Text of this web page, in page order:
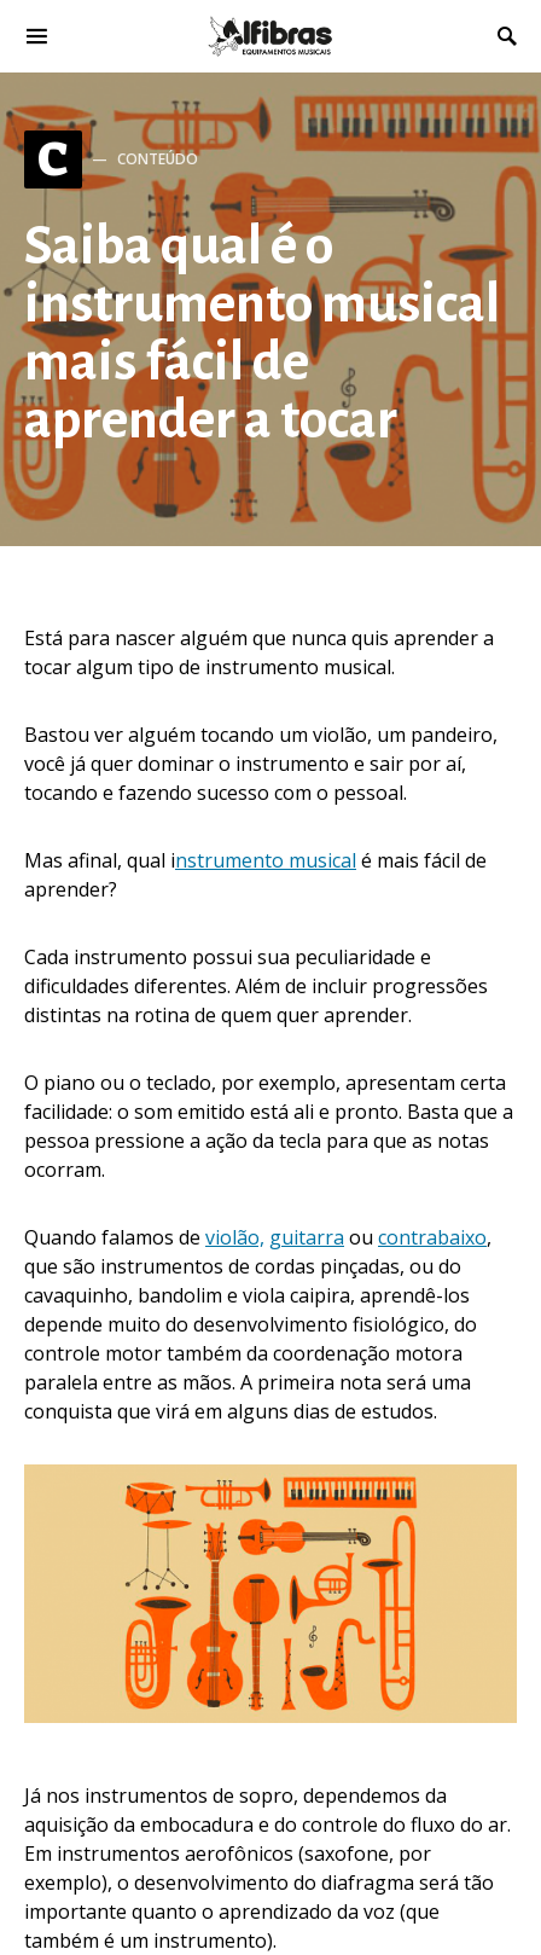
C CONTEÚDO
Saiba qual é o
instrumento musical
mais fácil de
aprender a tocar
Está para nascer alguém que nunca quis aprender a
tocar algum tipo de instrumento musical.
Bastou ver alguém tocando um violão, um pandeiro,
você já quer dominar o instrumento e sair por aí,
tocando e fazendo sucesso com o pessoal.
Mas afinal, qual instrumento musical é mais fácil de
aprender?
Cada instrumento possui sua peculiaridade e
dificuldades diferentes. Além de incluir progressões
distintas na rotina de quem quer aprender.
O piano ou o teclado, por exemplo, apresentam certa
facilidade: o som emitido está ali e pronto. Basta que a
pessoa pressione a ação da tecla para que as notas
ocorram.
Quando falamos de violão, guitarra ou contrabaixo,
que são instrumentos de cordas pinçadas, ou do
cavaquinho, bandolim e viola caipira, aprendê-los
depende muito do desenvolvimento fisiológico, do
controle motor também da coordenação motora
paralela entre as mãos. A primeira nota será uma
conquista que virá em alguns dias de estudos.
Já nos instrumentos de sopro, dependemos da
aquisição da embocadura e do controle do fluxo do ar.
Em instrumentos aerofônicos (saxofone, por
exemplo), o desenvolvimento do diafragma será tão
importante quanto o aprendizado da voz (que
também é um instrumento).